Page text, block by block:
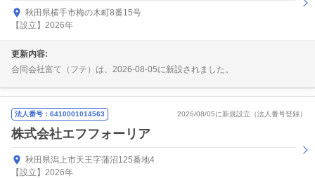
秋田県横手市梅の木町8番15号
【設立】2026年
更新内容:
合同会社富て（フテ）は、2026-08-05に新設されました。
法人番号：6410001014563 2026/08/05に新規設立（法人番号登録）
株式会社エフフォーリア
秋田県潟上市天王字蒲沼125番地4
【設立】2026年